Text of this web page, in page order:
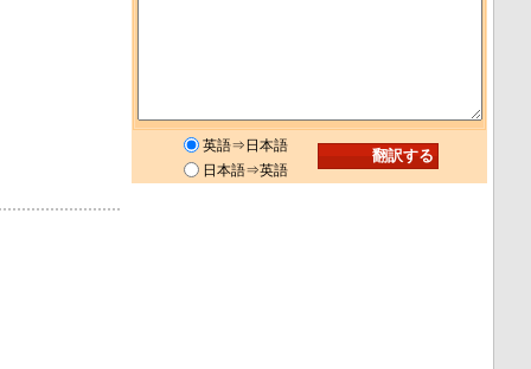
英語⇒日本語
日本語⇒英語